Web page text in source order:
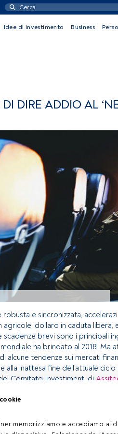
memorizziamo e accediamo ai
Idee di investimento Business
DIRE ADDIO AL
robusta e sincronizzata,
agricole, dollaro in caduta libera,
scadenze brevi sono i principali
mondiale ha brindato al 2018. Ma
di alcune tendenze sui mercati
inattesa fine dell’attuale ciclo
Comitato Investimenti di
Login. Se non hai ancora